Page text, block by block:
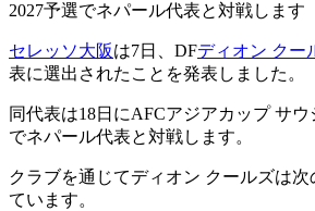
2027予選でネパール代表と対戦します
セレッソ大阪は7日、DFディオン クー
表に選出されたことを発表しました。
同代表は18日にAFCアジアカップ サウ
でネパール代表と対戦します。
クラブを通じてディオン クールズは
ています。